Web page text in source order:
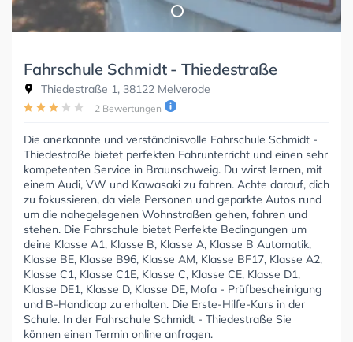
Fahrschule Schmidt - Thiedestraße
Thiedestraße 1, 38122 Melverode
2 Bewertungen
Die anerkannte und verständnisvolle Fahrschule Schmidt -
Thiedestraße bietet perfekten Fahrunterricht und einen sehr
kompetenten Service in Braunschweig. Du wirst lernen, mit
einem Audi, VW und Kawasaki zu fahren. Achte darauf, dich
zu fokussieren, da viele Personen und geparkte Autos rund
um die nahegelegenen Wohnstraßen gehen, fahren und
stehen. Die Fahrschule bietet Perfekte Bedingungen um
deine Klasse A1, Klasse B, Klasse A, Klasse B Automatik,
Klasse BE, Klasse B96, Klasse AM, Klasse BF17, Klasse A2,
Klasse C1, Klasse C1E, Klasse C, Klasse CE, Klasse D1,
Klasse DE1, Klasse D, Klasse DE, Mofa - Prüfbescheinigung
und B-Handicap zu erhalten. Die Erste-Hilfe-Kurs in der
Schule. In der Fahrschule Schmidt - Thiedestraße Sie
können einen Termin online anfragen.